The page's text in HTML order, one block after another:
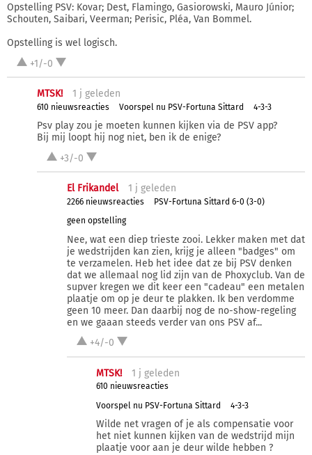
Opstelling PSV: Kovar; Dest, Flamingo, Gasiorowski, Mauro Júnior;
Schouten, Saibari, Veerman; Perisic, Pléa, Van Bommel.
Opstelling is wel logisch.
+1/-0
MTSK! 1 j geleden
610 nieuwsreacties Voorspel nu PSV-Fortuna Sittard 4-3-3
Psv play zou je moeten kunnen kijken via de PSV app?
Bij mij loopt hij nog niet, ben ik de enige?
+3/-0
El Frikandel 1 j geleden
2266 nieuwsreacties
PSV-Fortuna Sittard 6-0 (3-0)
geen opstelling
Nee, wat een diep trieste zooi. Lekker maken met dat
je wedstrijden kan zien, krijg je alleen "badges" om
te verzamelen. Heb het idee dat ze bij PSV denken
dat we allemaal nog lid zijn van de Phoxyclub. Van de
supver kregen we dit keer een "cadeau" een metalen
plaatje om op je deur te plakken. Ik ben verdomme
geen 10 meer. Dan daarbij nog de no-show-regeling
en we gaaan steeds verder van ons PSV af...
+4/-0
MTSK! 1 j geleden
610 nieuwsreacties
Voorspel nu PSV-Fortuna Sittard
4-3-3
Wilde net vragen of je als compensatie voor
het niet kunnen kijken van de wedstrijd mijn
plaatje voor aan je deur wilde hebben ?